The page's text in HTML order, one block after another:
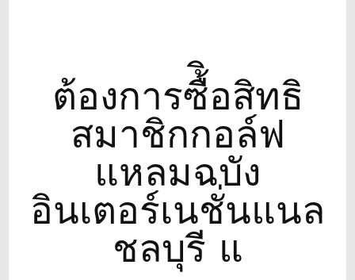
ต้องการซื้ิอสิทธิ
สมาชิกกอล์ฟ
แหลมฉบัง
อินเตอร์เนชั่นแนล
ชลบุรี แ